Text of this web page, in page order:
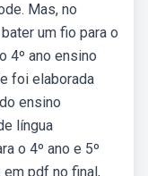
Mas, no
um fio para o
4º ano ensino
foi elaborada
ensino
língua
o 4º ano e 5º
pdf no final,